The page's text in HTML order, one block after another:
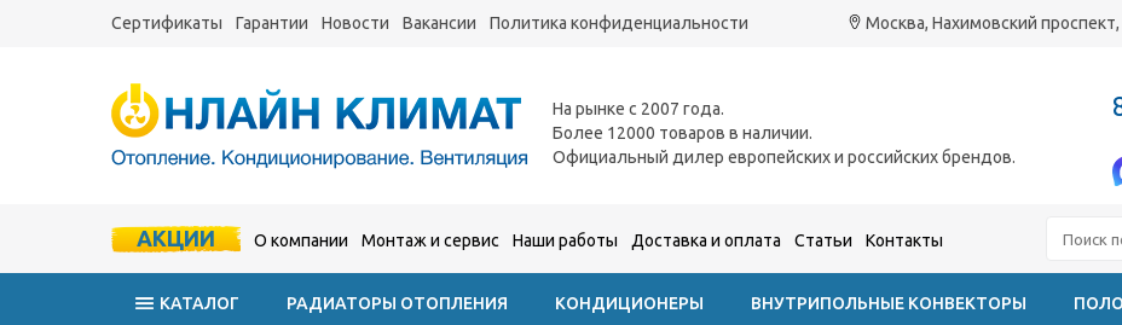
Сертификаты Гарантии Новости Вакансии Политика конфиденциальности Москва, Нахимовский
На рынке с 2007 года.
Более 12000 товаров в наличии.
Официальный дилер европейских и российских брендов.
АКЦИИ О компании Монтаж и сервис Наши работы Доставка и оплата Статьи Контакты
КАТАЛОГ РАДИАТОРЫ ОТОПЛЕНИЯ КОНДИЦИОНЕРЫ ВНУТРИПОЛЬНЫЕ КОНВЕКТОРЫ